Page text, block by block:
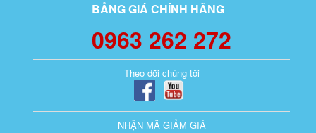
BẢNG GIÁ CHÍNH HÃNG
0963 262 272
Theo dõi chúng tôi
NHẬN MÃ GIẢM GIÁ